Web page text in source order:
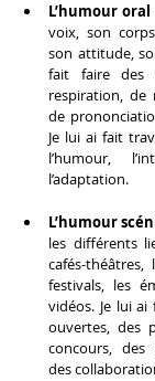
L’humour oral
voix, son
son attitude,
fait faire des
respiration, de
de
Je lui ai fait
l’humour,
l’adaptation.
L’humour
les différents
cafés-théâtres,
festivals, les
vidéos. Je lui
ouvertes, des
concours, des
des